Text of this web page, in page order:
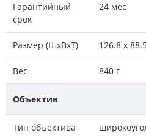
Гарантийный
срок
24 мес
Размер (ШxВxТ) 126.8 x
Вес 840 г
Объектив
Тип объектива